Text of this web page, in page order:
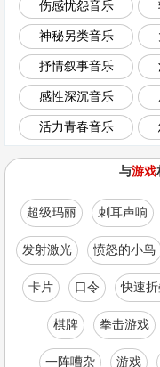
伤感忧怨音乐
神秘另类音乐
抒情叙事音乐
感性深沉音乐
活力青春音乐
与游戏
超级玛丽 刺耳声响
发射激光 愤怒的小鸟
卡片 口令 快速折
棋牌 拳击游戏
一阵嘈杂 游戏